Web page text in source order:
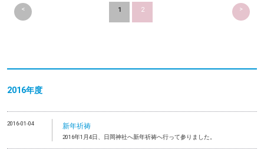
< 1 2 >
2016年度
2016-01-04 新年祈祷
2016年1月4日、日岡神社へ新年祈祷へ行って参りました。